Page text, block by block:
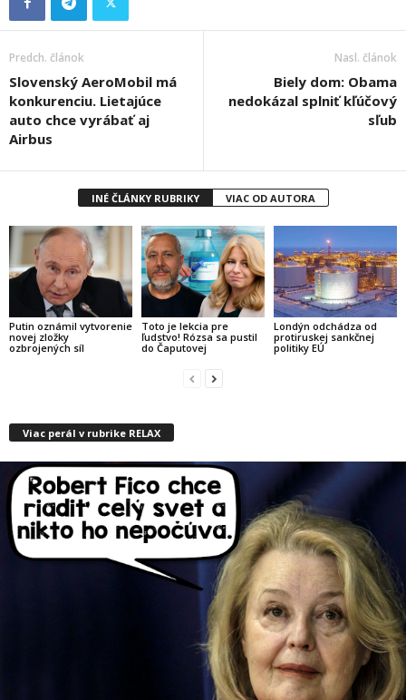
Predch. článok
Slovenský AeroMobil má
konkurenciu. Lietajúce
auto chce vyrábať aj
Airbus
Nasl. článok
Biely dom: Obama
nedokázal splniť kľúčový
sľub
INÉ ČLÁNKY RUBRIKY VIAC OD AUTORA
Putin oznámil vytvorenie
novej zložky
ozbrojených síl
Toto je lekcia pre
ľudstvo! Rózsa sa pustil
do Čaputovej
Londýn odchádza od
protiruskej sankčnej
politiky EÚ
Viac perál v rubrike RELAX